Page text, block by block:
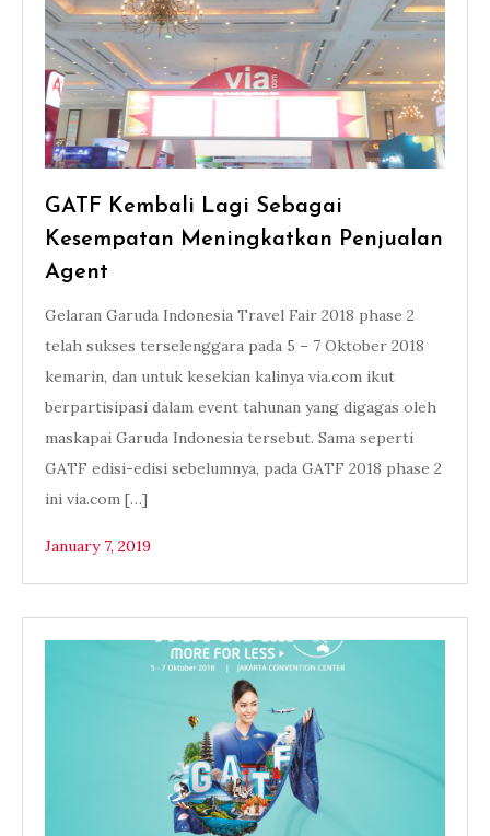
GATF Kembali Lagi Sebagai
Kesempatan Meningkatkan Penjualan
Agent
Gelaran Garuda Indonesia Travel Fair 2018 phase 2
telah sukses terselenggara pada 5 – 7 Oktober 2018
kemarin, dan untuk kesekian kalinya via.com ikut
berpartisipasi dalam event tahunan yang digagas oleh
maskapai Garuda Indonesia tersebut. Sama seperti
GATF edisi-edisi sebelumnya, pada GATF 2018 phase 2
ini via.com […]
January 7, 2019